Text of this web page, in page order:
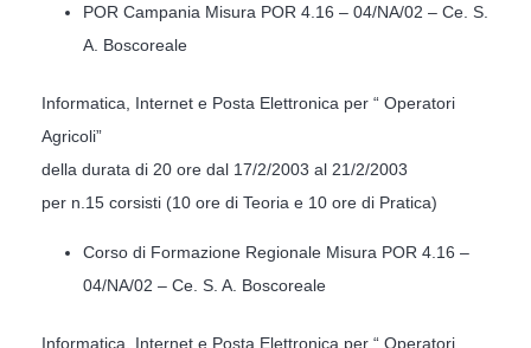
POR Campania Misura POR 4.16 – 04/NA/02 – Ce. S.
A. Boscoreale
Informatica, Internet e Posta Elettronica per “ Operatori
Agricoli”
della durata di 20 ore dal 17/2/2003 al 21/2/2003
per n.15 corsisti (10 ore di Teoria e 10 ore di Pratica)
Corso di Formazione Regionale Misura POR 4.16 –
04/NA/02 – Ce. S. A. Boscoreale
Informatica, Internet e Posta Elettronica per “ Operatori